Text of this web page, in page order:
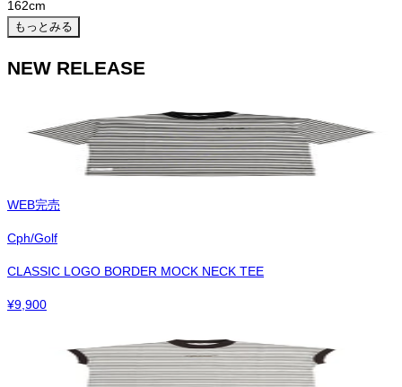
162cm
もっとみる
NEW RELEASE
WEB完売
Cph/Golf
CLASSIC LOGO BORDER MOCK NECK TEE
¥9,900